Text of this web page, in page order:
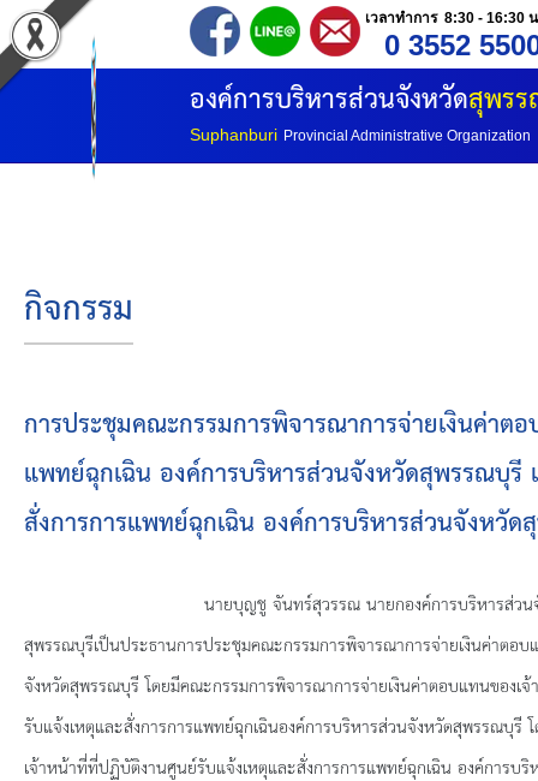
เวลาทำการ 8:30 - 16:30
0 3552
องค์การบริหารส่วนจังหวัดสุพร
Suphanburi Provincial Administrative Organization
หน้าแรก
ประวัติ อบจ
โครงสร้างองค์กร
โครงสร้างการแบ่งส่วนราชการ
วิสัยทัศน์
ยุทธศาสตร์การพัฒนา
รายการ อบจ.สัมพันธ์
กิจกรรม
กิจกรรม
การประชุมคณะกรรมการพิจารณาการจ่ายเงินค่า
แพทย์ฉุกเฉิน องค์การบริหารส่วนจังหวัดสุพรรณบุ
สั่งการการแพทย์ฉุกเฉิน องค์การบริหารส่วนจังหวั
นายบุญชู จันทร์สุวรรณ นายกองค์การบริหารส่วนจังหวั
สุพรรณบุรีเป็นประธานการประชุมคณะกรรมการพิจารณาการจ่ายเงินค่าต
จังหวัดสุพรรณบุรี โดยมีคณะกรรมการพิจารณาการจ่ายเงินค่าตอบแทนขอ
รับแจ้งเหตุและสั่งการการแพทย์ฉุกเฉินองค์การบริหารส่วนจังหวัดสุพรรณบุรี
เจ้าหน้าที่ที่ปฏิบัติงานศูนย์รับแจ้งเหตุและสั่งการการแพทย์ฉุกเฉิน องค์การ